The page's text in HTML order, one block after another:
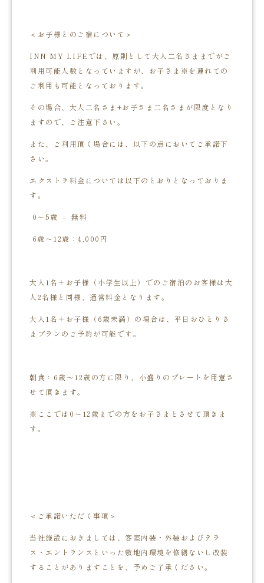
＜お子様とのご宿について＞
INN MY LIFEでは、原則として大人二名さままでがご
利用可能人数となっていますが、お子さま※を連れての
ご利用も可能となっております。
その場合、大人二名さま+お子さま二名さまが限度となり
ますので、ご注意下さい。
また、ご利用頂く場合には、以下の点においてご承諾下
さい。
エクストラ料金については以下のとおりとなっておりま
す。
0～5歳 ： 無料
6歳～12歳：4,000円
大人1名＋お子様（小学生以上）でのご宿泊のお客様は大
人2名様と同様、通常料金となります。
大人1名＋お子様（6歳未満）の場合は、平日おひとりさ
まプランのご予約が可能です。
朝食：6歳～12歳の方に限り、小盛りのプレートを用意さ
せて頂きます。
※ここでは0～12歳までの方をお子さまとさせて頂きま
す。
＜ご承諾いただく事項＞
当社施設におきましては、客室内装・外装およびテラ
ス・エントランスといった敷地内環境を修繕ないし改装
することがありますことを、予めご了承ください。